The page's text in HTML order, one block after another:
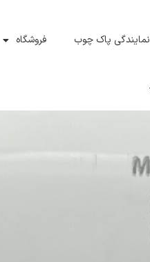
نمایندگی پاک چوب فروشگاه